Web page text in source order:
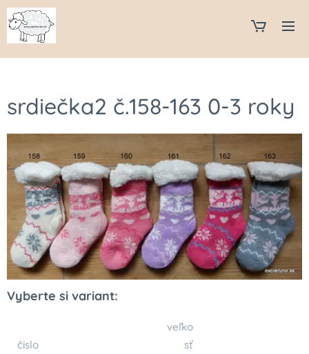
srdiečka2 č.158-163 0-3 roky
Vyberte si variant:
čislo
veľko
sť